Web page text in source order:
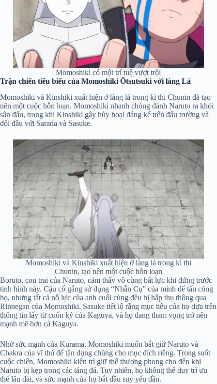
Momoshiki có một trí tuệ vượt trội
Trận chiến tiêu biểu của Momoshiki Ōtsutsuki với làng Lá
Momoshiki và Kinshiki xuất hiện ở làng lá trong kì thi Chunin đã tạo
nên một cuộc hỗn loạn. Momoshiki nhanh chóng đánh Naruto ra khỏi
sân đấu, trong khi Kinshiki gây hủy hoại đáng kể trên đấu trường và
đối đầu với Sarada và Sasuke.
Momoshiki và Kinshiki xuất hiện ở làng lá trong kì thi
Chunin, tạo nên một cuộc hỗn loạn
Boruto, con trai của Naruto, cảm thấy vô cùng bất lực khi đứng trước
tình hình này. Cậu cố gắng sử dụng “Nhẫn Cụ” của mình để tấn công
họ, nhưng tất cả nỗ lực của anh cuối cùng đều bị hấp thụ thông qua
Rinnegan của Momoshiki. Sasuke tiết lộ rằng mục tiêu của họ dựa trên
thông tin lấy từ cuốn ký của Kaguya, và họ đang tham vọng trở nên
mạnh mẽ hơn cả Kaguya.
Nhờ sức mạnh của Kurama, Momoshiki muốn bắt giữ Naruto và
Chakra của vĩ thú để tận dụng chúng cho mục đích riêng. Trong suốt
cuộc chiến, Momoshiki kiên trì giữ thế thượng phong cho đến khi
Naruto bị kẹp trong các tảng đá. Tuy nhiên, họ không thể duy trì ưu
thế lâu dài, và sức mạnh của họ bắt đầu suy yếu dần.